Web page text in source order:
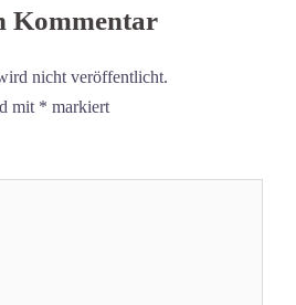
Kommentar
nicht veröffentlicht.
mit * markiert